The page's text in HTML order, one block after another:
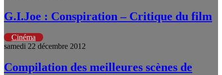
G.I.Joe : Conspiration – Critique du film
Cinéma
samedi 22 décembre 2012
Compilation des meilleures scènes de